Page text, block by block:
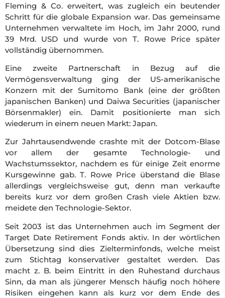
Fleming & Co. erweitert, was zugleich ein beutender
Schritt für die globale Expansion war. Das gemeinsame
Unternehmen verwaltete im Hoch, im Jahr 2000, rund
39 Mrd. USD und wurde von T. Rowe Price später
vollständig übernommen.
Eine zweite Partnerschaft in Bezug auf die
Vermögensverwaltung ging der US-amerikanische
Konzern mit der Sumitomo Bank (eine der größten
japanischen Banken) und Daiwa Securities (japanischer
Börsenmakler) ein. Damit positionierte man sich
wiederum in einem neuen Markt: Japan.
Zur Jahrtausendwende crashte mit der Dotcom-Blase
vor allem der gesamte Technologie- und
Wachstumssektor, nachdem es für einige Zeit enorme
Kursgewinne gab. T. Rowe Price überstand die Blase
allerdings vergleichsweise gut, denn man verkaufte
bereits kurz vor dem großen Crash viele Aktien bzw.
meidete den Technologie-Sektor.
Seit 2003 ist das Unternehmen auch im Segment der
Target Date Retirement Fonds aktiv. In der wörtlichen
Übersetzung sind dies Zielterminfonds, welche meist
zum Stichtag konservativer gestaltet werden. Das
macht z. B. beim Eintritt in den Ruhestand durchaus
Sinn, da man als jüngerer Mensch häufig noch höhere
Risiken eingehen kann als kurz vor dem Ende des